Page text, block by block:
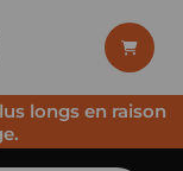
longs en raison